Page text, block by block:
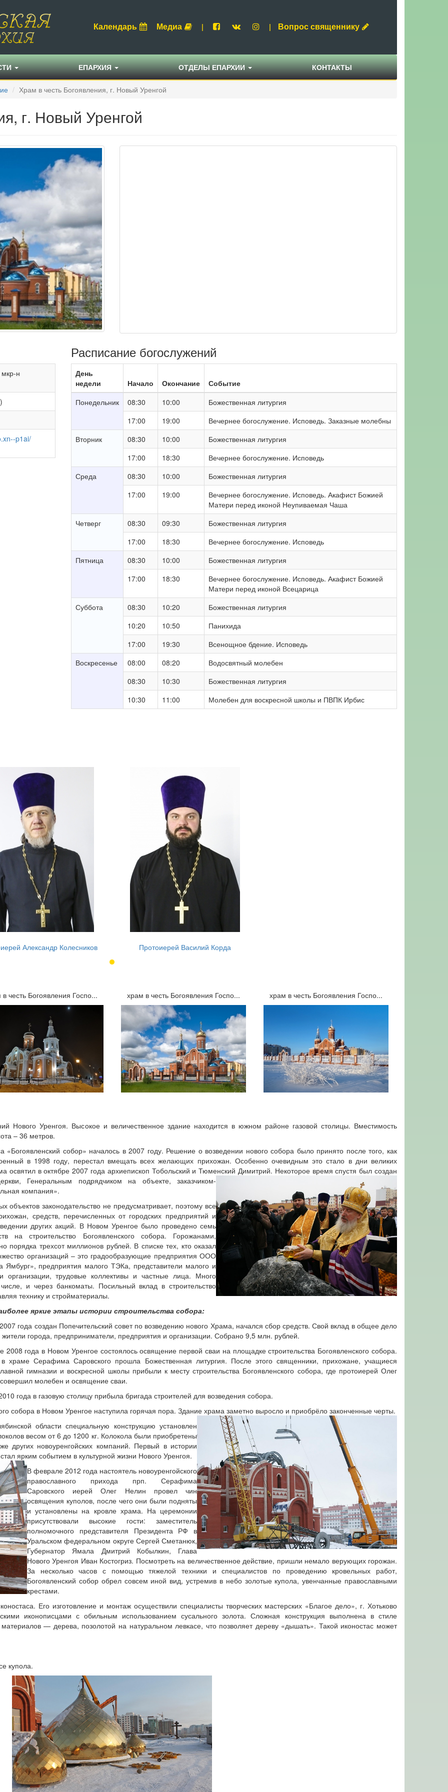
Календарь Медиа | | Вопрос священнику
ЕПАРХИЯ ОТДЕЛЫ ЕПАРХИИ КОНТАКТЫ
Храм в честь Богоявления, г. Новый Уренгой
г. Новый Уренгой
н
p1ai/
Расписание богослужений
День
недели
Начало Окончание
Событие
Понедельник
08:30 10:00
Божественная литургия
17:00
19:00
Вечернее богослужение. Исповедь. Заказные молебны
Вторник
08:30 10:00
Божественная литургия
17:00
18:30
Вечернее богослужение. Исповедь
Среда
08:30 10:00
Божественная литургия
17:00
19:00
Вечернее богослужение. Исповедь. Акафист Божией
Матери перед иконой Неупиваемая Чаша
Четверг
08:30 09:30
Божественная литургия
17:00
18:30
Вечернее богослужение. Исповедь
Пятница
08:30 10:00
Божественная литургия
17:00
18:30
Вечернее богослужение. Исповедь. Акафист Божией
Матери перед иконой Всецарица
Суббота
08:30 10:20
Божественная литургия
10:20
10:50
Панихида
17:00
19:30
Всенощное бдение. Исповедь
Воскресенье
08:00 08:20
Водосвятный молебен
08:30
10:30
Божественная литургия
10:30
11:00 Молебен для воскресной школы и ПВПК Ирбис
Александр Колесников Протоиерей Василий Корда
честь Богоявления Госпо... храм в честь Богоявления Госпо... храм в честь Богоявления Госпо...
Нового Уренгоя. Высокое и величественное здание находится в южном районе газовой столицы. Вместимость
– 36 метров.
«Богоявленский собор» началось в 2007 году. Решение о возведении нового собора было принято после того, как
в 1998 году, перестал вмещать всех желающих прихожан. Особенно очевидным это стало в дни великих
освятил в октябре 2007 года архиепископ Тобольский и Тюменский Димитрий. Некоторое время спустя был создан
Генеральным подрядчиком на объекте, заказчиком-
компания».
законодательство не предусматривает, поэтому все
средств, перечисленных от городских предприятий и
других акций. В Новом Уренгое было проведено семь
на строительство Богоявленского собора. Горожанами,
трехсот миллионов рублей. В списке тех, кто оказал
организаций – это градообразующие предприятия ООО
предприятия малого ТЭКа, представители малого и
организации, трудовые коллективы и частные лица. Много
и через банкоматы. Посильный вклад в строительство
технику и стройматериалы.
яркие этапы истории строительства собора:
года создан Попечительский совет по возведению нового Храма, начался сбор средств. Свой вклад в общее дело
жители города, предприниматели, предприятия и организации. Собрано 9,5 млн. рублей.
2008 года в Новом Уренгое состоялось освящение первой сваи на площадке строительства Богоявленского собора.
храме Серафима Саровского прошла Божественная литургия. После этого священники, прихожане, учащиеся
гимназии и воскресной школы прибыли к месту строительства Богоявленского собора, где протоиерей Олег
молебен и освящение сваи.
года в газовую столицу прибыла бригада строителей для возведения собора.
собора в Новом Уренгое наступила горячая пора. Здание храма заметно выросло и приобрёло законченные черты.
области специальную конструкцию установлен
весом от 6 до 1200 кг. Колокола были приобретены
других новоуренгойских компаний. Первый в истории
ярким событием в культурной жизни Нового Уренгоя.
В феврале 2012 года настоятель новоуренгойского
православного прихода прп. Серафима
Саровского иерей Олег Нелин провел чин
освящения куполов, после чего они были подняты
и установлены на кровле храма. На церемонии
присутствовали высокие гости: заместитель
полномочного представителя Президента РФ в
Уральском федеральном округе Сергей Сметанюк,
Губернатор Ямала Дмитрий Кобылкин, Глава
Нового Уренгоя Иван Костогриз. Посмотреть на величественное действие, пришли немало верующих горожан.
За несколько часов с помощью тяжелой техники и специалистов по проведению кровельных работ,
Богоявленский собор обрел совсем иной вид, устремив в небо золотые купола, увенчанные православными
крестами.
Его изготовление и монтаж осуществили специалисты творческих мастерских «Благое дело», г. Хотьково
иконописцами с обильным использованием сусального золота. Сложная конструкция выполнена в стиле
— дерева, позолотой на натуральном левкасе, что позволяет дереву «дышать». Такой иконостас может
купола.